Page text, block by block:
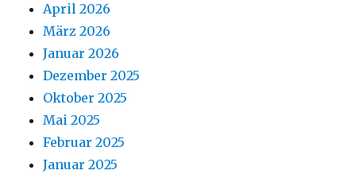
April 2026
März 2026
Januar 2026
Dezember 2025
Oktober 2025
Mai 2025
Februar 2025
Januar 2025